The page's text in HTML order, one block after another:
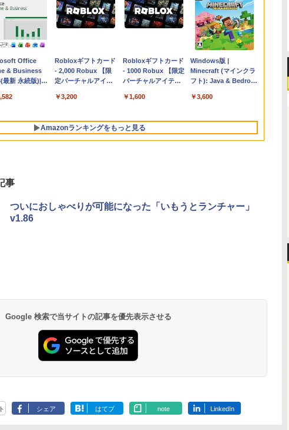
360°保護
インチ パソコ
ス Dell NEC
Lenovo
Apple 2026
MacBook Air M5チ
ップ搭載13インチノ
Apple Intelligence、
Retinaディスプレ
イ、24GBユニファイ
ドメモリ、1TB SSD
￥298,901
【Amazon.co.jp限
定】 HP ノートパソ
コン 15-fd 15.6イン
512GB SSD インテ
￥129,800
FMV ノートパソコン
WE1-K3 (MS 365
Personal/Copilotキー
型/Core i5/16GB/SSD
FMVWK3E15W_AZ
￥139,880
Office
& Business
最新 永続版)|オ
、
Robloxギフトカード
- 2,000 Robux 【限
定バーチャルアイテ
インゲームコード】
ラインコード版
￥3,200
Robloxギフトカード
- 1000 Robux 【限定
バーチャルアイテム
ンゲームコード】 ロ
ンコード版
￥1,600
Windows版 |
Minecraft (マインクラ
フト): Java & Bedrock
ード版
￥3,600
Amazonランキングをもっと見る
もコンテンツ作成に
非エンジニアのため
のAIコーディング入
門シリーズ
レータ紹介
スプレイ電子
、16GB、広告な
調節ライト、12週間
告なし、メタリック
ブラック
ト、最大8週間持続バ
し、ブラック (2025
年発売)
明るさ自動調整、色調
事
ついにおしゃべりが可能になった「いもうとランチャー」
v1.86
Google 検索で当サイトの記事を優先表示させる
シェア はてブ note LinkedIn